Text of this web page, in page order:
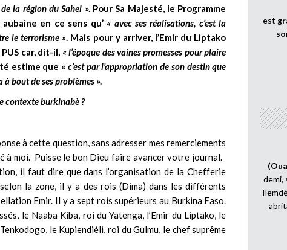
la région du Sahel ». Pour Sa Majesté, le Programme
en ce sens qu’ « avec ses réalisations, c’est la
le terrorisme ». Mais pour y arriver, l’Emir du Liptako
car, dit-il, « l’époque des vaines promesses pour plaire
estime que « c’est par l’appropriation de son destin que
bout de ses problèmes ».
contexte burkinabè ?
à cette question, sans adresser mes remerciements
à moi. Puisse le bon Dieu faire avancer votre journal.
il faut dire que dans l’organisation de la Chefferie
la zone, il y a des rois (Dima) dans les différents
Emir. Il y a sept rois supérieurs au Burkina Faso.
le Naaba Kiba, roi du Yatenga, l’Emir du Liptako, le
le Kupiendiéli, roi du Gulmu, le chef suprême
est
demi,